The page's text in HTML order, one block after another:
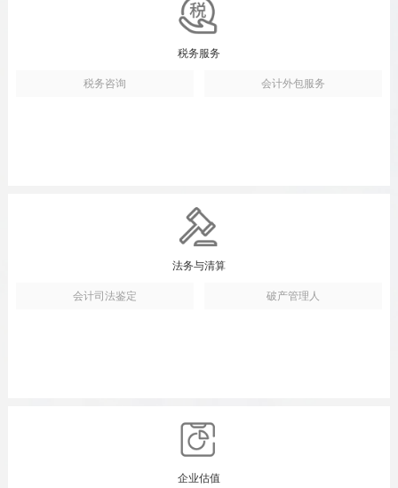
税务服务
税务咨询 会计外包服务
法务与清算
会计司法鉴定 破产管理人
企业估值